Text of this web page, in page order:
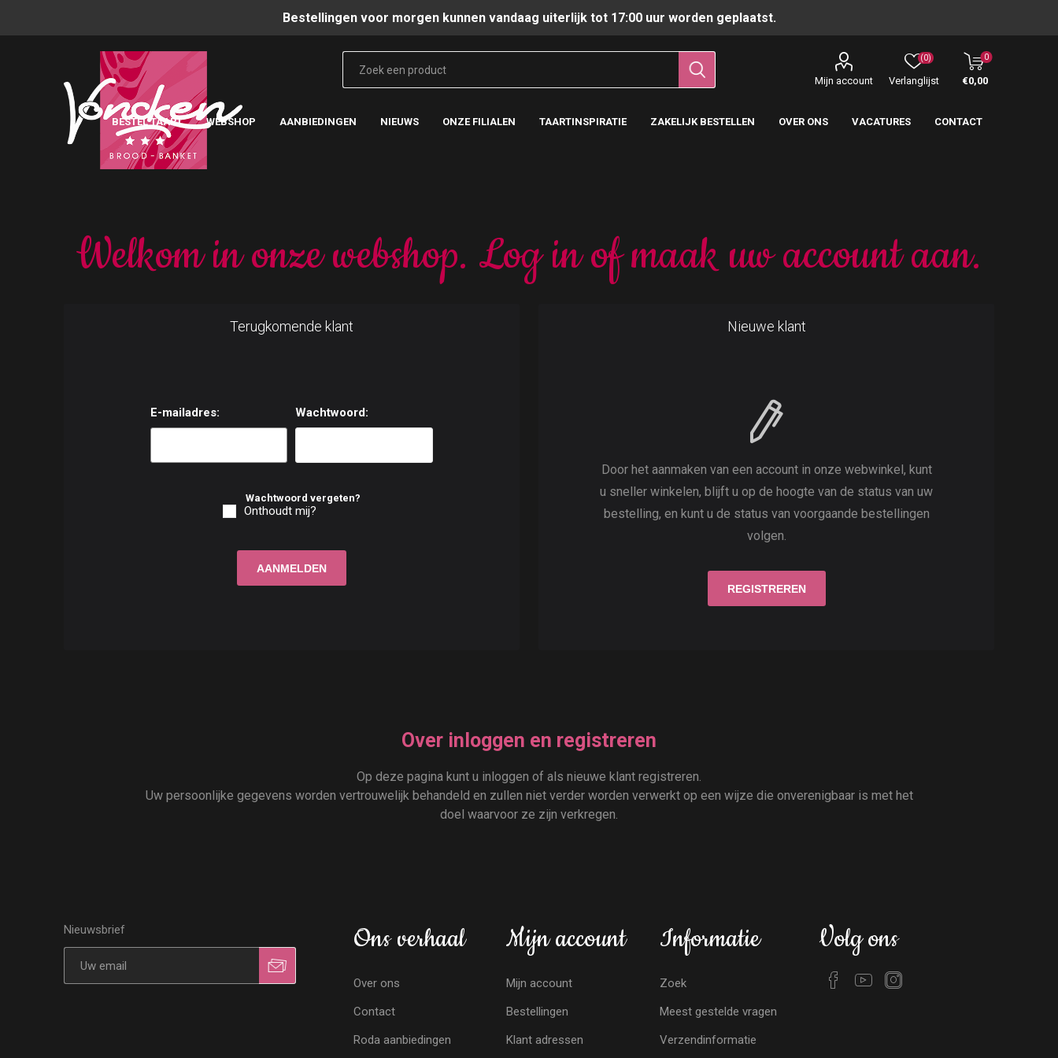
Bestellingen voor morgen kunnen vandaag uiterlijk tot 17:00 uur worden geplaatst.
Mijn account Verlanglijst
(0) 0
€0,00
BESTEL TAART WEBSHOP AANBIEDINGEN NIEUWS ONZE FILIALEN TAARTINSPIRATIE ZAKELIJK BESTELLEN OVER ONS VACATURES CONTACT
Welkom in onze webshop. Log in of maak uw account aan.
Nieuwe klant
Door het aanmaken van een account in onze webwinkel, kunt
u sneller winkelen, blijft u op de hoogte van de status van uw
bestelling, en kunt u de status van voorgaande bestellingen
volgen.
Terugkomende klant
E-mailadres: Wachtwoord:
Wachtwoord vergeten?
Onthoudt mij?
Over inloggen en registreren
Op deze pagina kunt u inloggen of als nieuwe klant registreren.
Uw persoonlijke gegevens worden vertrouwelijk behandeld en zullen niet verder worden verwerkt op een wijze die onverenigbaar is met het
doel waarvoor ze zijn verkregen.
Nieuwsbrief Ons verhaal
Over ons
Contact
Roda aanbiedingen
Mijn account
Mijn account
Bestellingen
Klant adressen
Informatie
Zoek
Meest gestelde vragen
Verzendinformatie
Volg ons